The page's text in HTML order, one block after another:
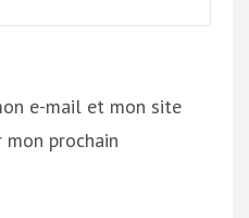
e-mail et mon site
prochain